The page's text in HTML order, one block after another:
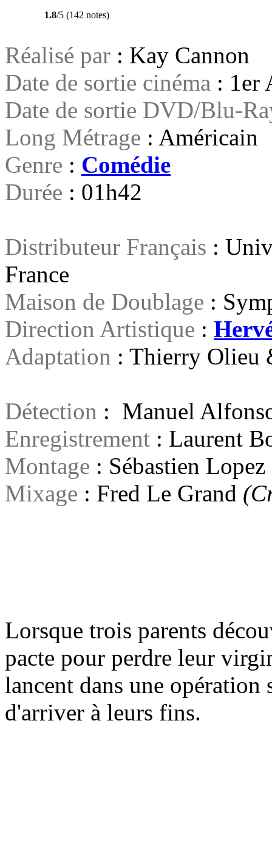
1.8/5 (142 notes)
Réalisé par : Kay Cannon
Date de sortie cinéma : 1er
Date de sortie DVD/Blu-
Long Métrage : Américain
Genre : Comédie
Durée : 01h42
Distributeur Français :
France
Maison de Doublage :
Direction Artistique :
Adaptation : Thierry Olieu
Détection : Manuel
Enregistrement : Laurent
Montage : Sébastien Lopez
Mixage : Fred Le Grand
Lorsque trois parents
pacte pour perdre leur
lancent dans une opération
d'arriver à leurs fins.